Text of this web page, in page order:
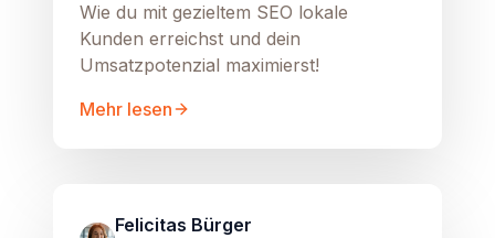
Wie du mit gezieltem SEO lokale
Kunden erreichst und dein
Umsatzpotenzial maximierst!
Mehr lesen
Felicitas Bürger